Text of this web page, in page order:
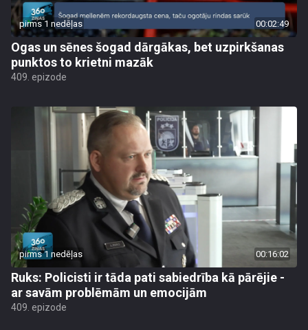
pirms 1 nedēļas 00:02:49
Ogas un sēnes šogad dārgākas, bet uzpirkšanas
punktos to krietni mazāk
409. epizode
pirms 1 nedēļas 00:16:02
Ruks: Policisti ir tāda pati sabiedrība kā pārējie -
ar savām problēmām un emocijām
409. epizode